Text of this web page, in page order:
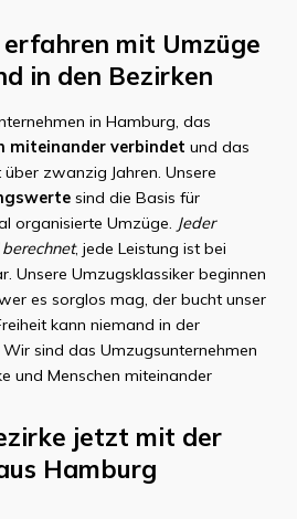
erfahren mit Umzüge
in den Bezirken
in Hamburg, das
miteinander verbindet und das
zwanzig Jahren. Unsere
sind die Basis für
organisierte Umzüge. Jeder
, jede Leistung ist bei
Unsere Umzugsklassiker beginnen
es sorglos mag, der bucht unser
kann niemand in der
sind das Umzugsunternehmen
und Menschen miteinander
jetzt mit der
Hamburg